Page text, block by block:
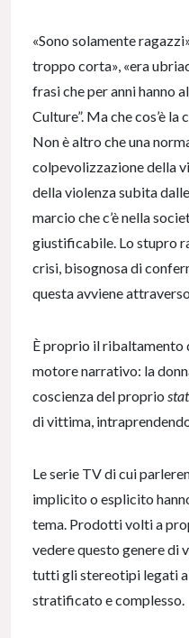
«Sono solamente
troppo corta», «era
frasi che per anni hanno
Culture”. Ma che cos’è
Non è altro che una
colpevolizzazione della
della violenza subita
marcio che c’è nella
giustificabile. Lo stupro
crisi, bisognosa di
questa avviene
È proprio il ribaltamento
motore narrativo: la
coscienza del proprio
di vittima,
Le serie TV di cui
implicito o esplicito
tema. Prodotti volti a
vedere questo genere di
tutti gli stereotipi legati
stratificato e complesso.